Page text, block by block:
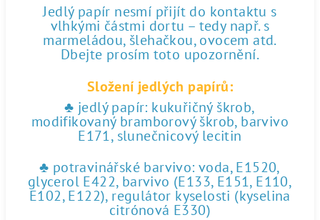
Jedlý papír nesmí přijít do kontaktu s
vlhkými částmi dortu – tedy např. s
marmeládou, šlehačkou, ovocem atd.
Dbejte prosím toto upozornění.
Složení jedlých papírů:
♣ jedlý papír: kukuřičný škrob,
modifikovaný bramborový škrob, barvivo
E171, slunečnicový lecitin
♣ potravinářské barvivo: voda, E1520,
glycerol E422, barvivo (E133, E151, E110,
E102, E122), regulátor kyselosti (kyselina
citrónová E330)